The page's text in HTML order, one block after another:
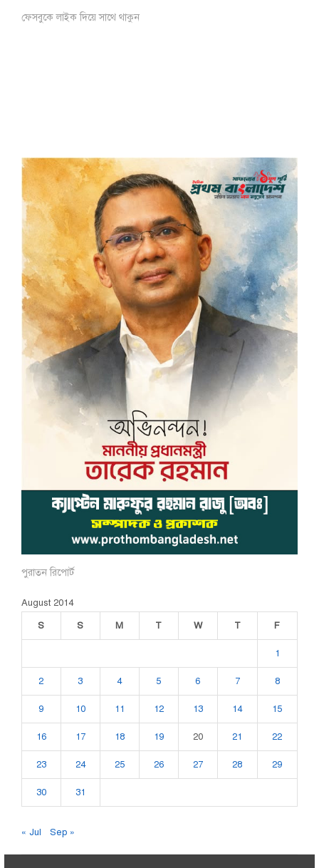
ফেসবুকে লাইক দিয়ে সাথে থাকুন
পুরাতন রিপোর্ট
August 2014
S
S M T W T F
1
2 3 4 5 6 7 8
9 10 11 12 13 14 15
16 17 18 19 20 21 22
23 24 25 26 27 28 29
30 31
« Jul Sep »